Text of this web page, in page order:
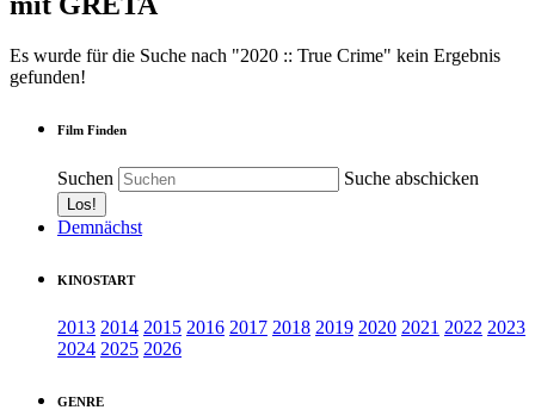
Es wurde für die Suche nach "2020 :: True Crime" kein Ergebnis
gefunden!
Film Finden
Suchen Suche abschicken
Demnächst
KINOSTART
2013 2014 2015 2016 2017 2018 2019 2020 2021 2022 2023
2024 2025 2026
GENRE